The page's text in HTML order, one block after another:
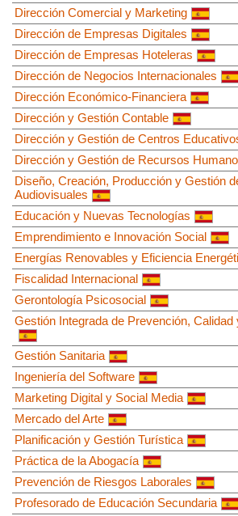
Dirección Comercial y Marketing
Dirección de Empresas Digitales
Dirección de Empresas Hoteleras
Dirección de Negocios Internacionales
Dirección Económico-Financiera
Dirección y Gestión Contable
Dirección y Gestión de Centros
Dirección y Gestión de Recursos
Diseño, Creación, Producción y Gestión
Audiovisuales
Educación y Nuevas Tecnologías
Emprendimiento e Innovación Social
Energías Renovables y Eficiencia
Fiscalidad Internacional
Gerontología Psicosocial
Gestión Integrada de Prevención, Calidad
Gestión Sanitaria
Ingeniería del Software
Marketing Digital y Social Media
Mercado del Arte
Planificación y Gestión Turística
Práctica de la Abogacía
Prevención de Riesgos Laborales
Profesorado de Educación Secundaria